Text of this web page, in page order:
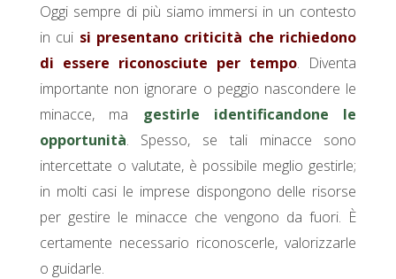
Oggi sempre di più siamo immersi in un contesto
in cui si presentano criticità che richiedono
di essere riconosciute per tempo. Diventa
importante non ignorare o peggio nascondere le
minacce, ma gestirle identificandone le
opportunità. Spesso, se tali minacce sono
intercettate o valutate, è possibile meglio gestirle;
in molti casi le imprese dispongono delle risorse
per gestire le minacce che vengono da fuori. È
certamente necessario riconoscerle, valorizzarle
o guidarle.